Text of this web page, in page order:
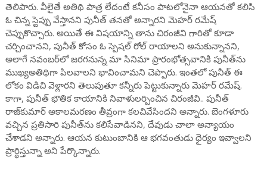
తెలిపారు. వీలైతే అతిథి పాత్ర లేదంటే కనీసం పాటలోనైనా ఆయనతో కలిసి
ఓ చిన్న స్టెప్పు వేస్తానని పునీత్ తనతో అన్నారని మెహర్ రమేష్
చెప్పుకొచ్చారు. అయితే ఈ విషయాన్ని తాను చిరంజీవి గారితో కూడా
చర్చించానని, పునీత్ కోసం ఓ స్పెషల్ రోల్ రాయాలని అనుకున్నానని,
అలాగే నవంబర్‌లో జరగనున్న మా సినిమా ప్రారంభోత్సవానికి పునీత్‌ను
ముఖ్యఅతిథిగా పిలవాలని భావించామని చెప్పారు. ఇంతలో పునీత్ ఈ
లోకం విడిచి వెళ్లారని తెలుపుతూ కన్నీరు పెట్టుకున్నారు మెహర్ రమేష్.
కాగా, పునీత్ భౌతిక కాయానికి నివాళులర్పించిన చిరంజీవి.. పునీత్‌
రాజ్‌కుమార్‌ అకాలమరణం తీవ్రంగా కలచివేసిందని అన్నారు. బెంగళూరు
వచ్చిన ప్రతిసారి పునీత్‌ను కలిసేవాడినని, దేవుడు చాలా అన్యాయం
చేశాడని అన్నారు. ఆయన కుటుంబానికి ఆ భగవంతుడు ధైర్యం ఇవ్వాలని
ప్రార్థిస్తున్నా అని పేర్కొన్నారు.